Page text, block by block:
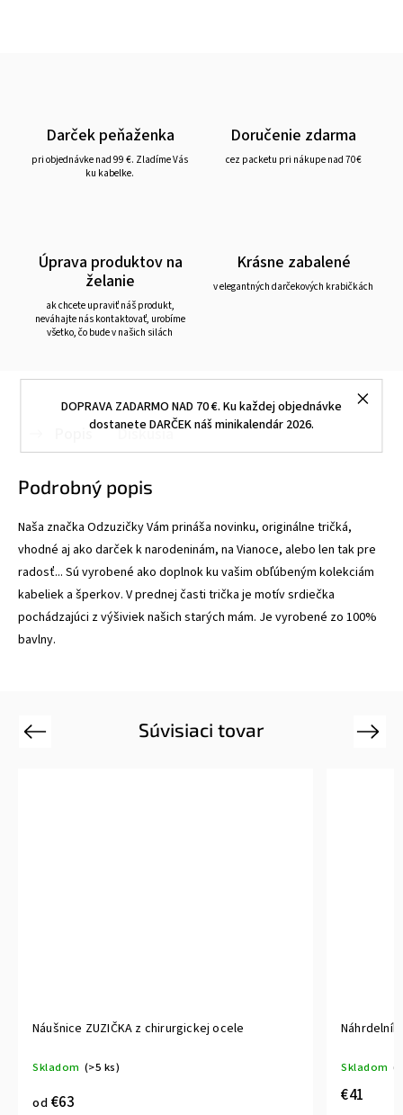
DOPRAVA ZADARMO NAD 70 €. Ku každej objednávke
dostanete DARČEK náš minikalendár 2026.
Darček peňaženka
pri objednávke nad 99 €. Zladíme Vás
ku kabelke.
Doručenie zdarma
cez packetu pri nákupe nad 70€
Úprava produktov na
želanie
ak chcete upraviť náš produkt,
neváhajte nás kontaktovať, urobíme
všetko, čo bude v našich silách
Krásne zabalené
v elegantných darčekových krabičkách
Popis Diskusia
Podrobný popis
Naša značka Odzuzičky Vám prináša novinku, originálne tričká,
vhodné aj ako darček k narodeninám, na Vianoce, alebo len tak pre
radosť... Sú vyrobené ako doplnok ku vašim obľúbeným kolekciám
kabeliek a šperkov. V prednej časti trička je motív srdiečka
pochádzajúci z výšiviek našich starých mám. Je vyrobené zo 100%
bavlny.
Súvisiaci tovar
Previous
Náušnice ZUZIČKA z chirurgickej ocele
Skladom (>5 ks)
od €63
Skladom
€41
Next